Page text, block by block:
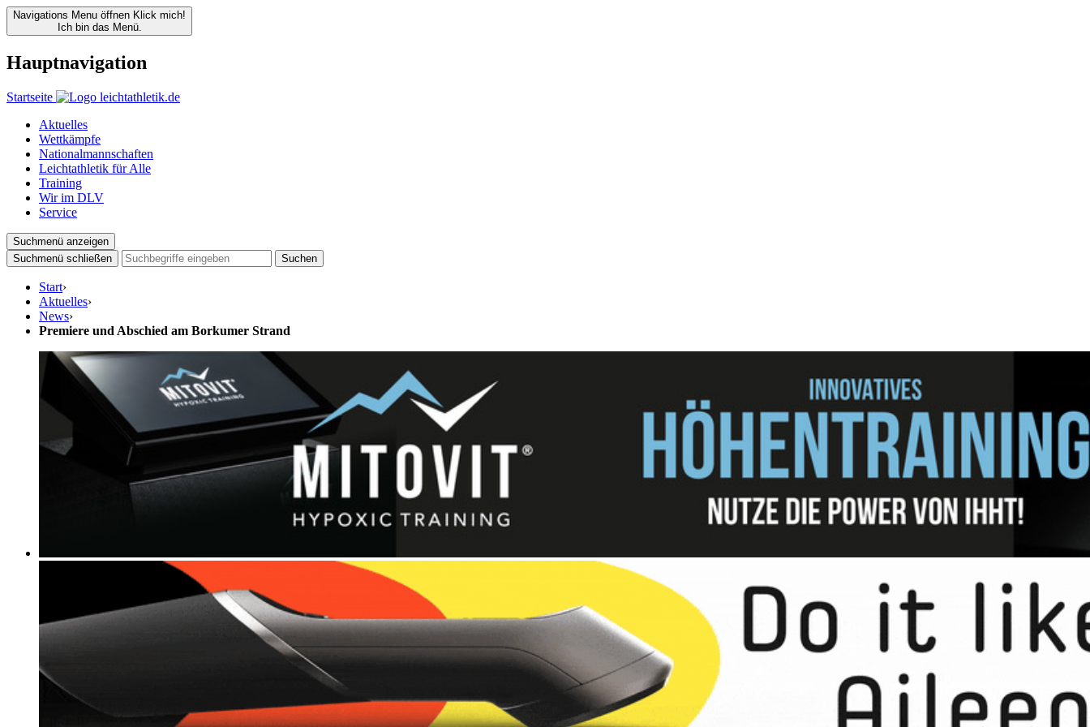
Navigations Menu öffnen Klick mich!
Ich bin das Menü.
Hauptnavigation
Startseite
Aktuelles
Wettkämpfe
Nationalmannschaften
Leichtathletik für Alle
Training
Wir im DLV
Service
Suchmenü anzeigen
Suchmenü schließen
Suchen
Start›
Aktuelles›
News›
Premiere und Abschied am Borkumer Strand